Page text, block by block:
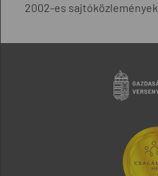
2002-es sajtóközlemények